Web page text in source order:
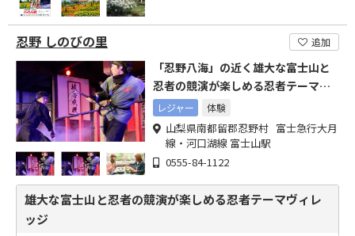
忍野 しのびの里 追加
「忍野八海」の近く雄大な富士山と
忍者の競演が楽しめる忍者テーマヴ
ィレッジです。
レジャー 体験
山梨県南都留郡忍野村 富士急行大月
線・河口湖線 富士山駅
0555-84-1122
雄大な富士山と忍者の競演が楽しめる忍者テーマヴィレ
ッジ